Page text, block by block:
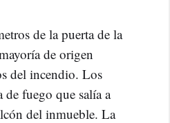
de la puerta de la
de origen
del incendio. Los
fuego que salía a
del inmueble. La